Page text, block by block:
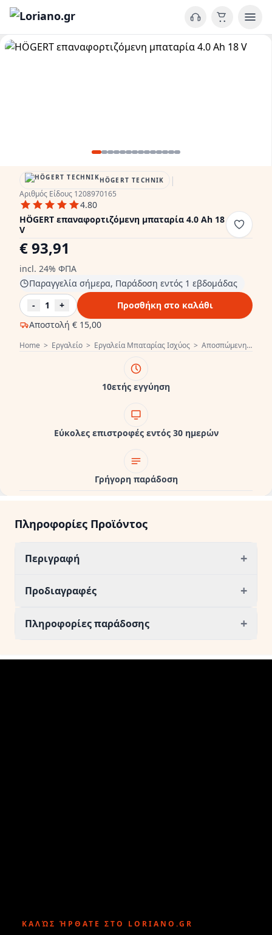
Home > Εργαλείο > Εργαλεία Μπαταρίας Ισχύος > Αποσπώμενη μπαταρία
HÖGERT TECHNIK |
Αριθμός Είδους 1208970165
4.80
HÖGERT επαναφορτιζόμενη μπαταρία 4.0 Ah 18
V
€ 93,91
incl. 24% ΦΠΑ
Αποστολή € 15,00
Παραγγελία σήμερα, Παράδοση εντός 1 εβδομάδας
-
1 + Προσθήκη στο καλάθι
10ετής εγγύηση
Εύκολες επιστροφές εντός 30 ημερών
Γρήγορη παράδοση
Πληροφορίες Προϊόντος
Περιγραφή +
Προδιαγραφές +
Πληροφορίες παράδοσης +
ΚΑΛΏΣ ΉΡΘΑΤΕ ΣΤΟ LORIANO.GR